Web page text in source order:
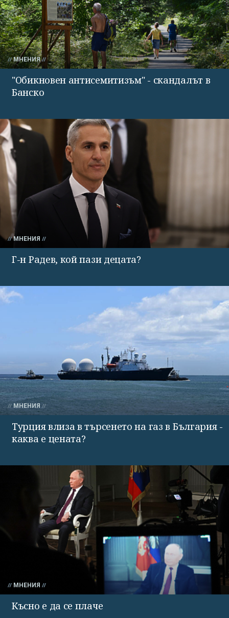
МНЕНИЯ
"Обикновен антисемитизъм" - скандалът в
Банско
МНЕНИЯ
Г-н Радев, кой пази децата?
МНЕНИЯ
Турция влиза в търсенето на газ в България -
каква е цената?
МНЕНИЯ
Късно е да се плаче